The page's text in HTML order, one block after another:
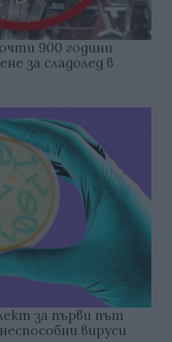
900 години
за сладолед в
за първи път
вируси